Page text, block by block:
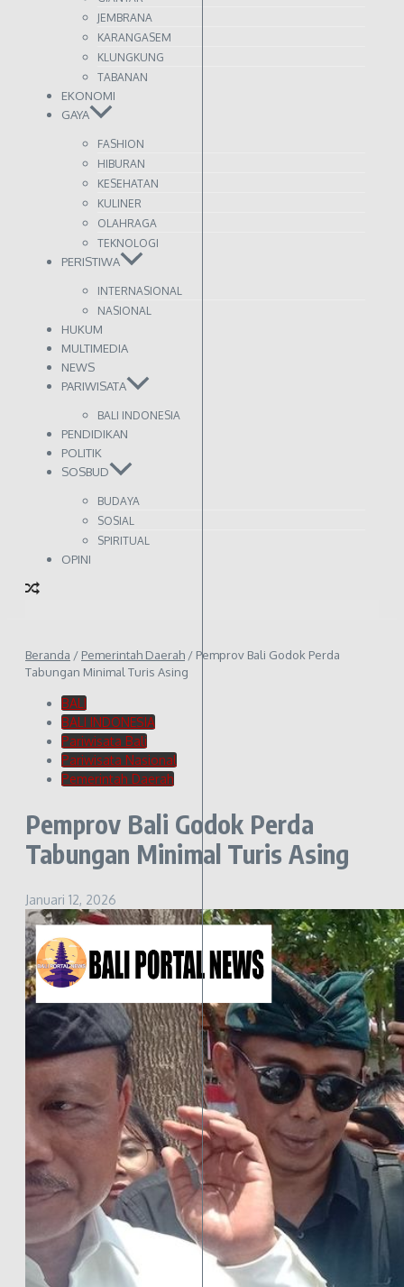
JEMBRANA
KARANGASEM
KLUNGKUNG
TABANAN
EKONOMI
GAYA
FASHION
HIBURAN
KESEHATAN
KULINER
OLAHRAGA
TEKNOLOGI
PERISTIWA
INTERNASIONAL
NASIONAL
HUKUM
MULTIMEDIA
NEWS
PARIWISATA
BALI INDONESIA
PENDIDIKAN
POLITIK
SOSBUD
BUDAYA
SOSIAL
SPIRITUAL
OPINI
Beranda / Pemerintah Daerah / Pemprov Bali Godok Perda
Tabungan Minimal Turis Asing
BALI
BALI INDONESIA
Pariwisata Bali
Pariwisata Nasional
Pemerintah Daerah
Pemprov Bali Godok Perda
Tabungan Minimal Turis Asing
Januari 12, 2026